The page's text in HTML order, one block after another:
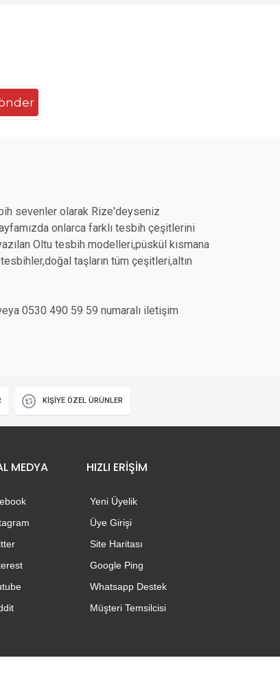
sevenler olarak Rize'deyseniz
onlarca farklı tesbih çeşitlerini
Oltu tesbih modelleri,püskül kısmana
taşların tüm çeşitleri,altın
0530 490 59 59 numaralı iletişim
KİŞİYE ÖZEL ÜRÜNLER
MEDYA HIZLI ERİŞİM
Yeni Üyelik
Üye Girişi
Site Haritası
Google Ping
Whatsapp Destek
Müşteri Temsilcisi